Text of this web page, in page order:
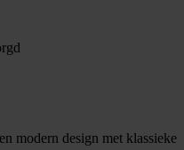
modern design met klassieke